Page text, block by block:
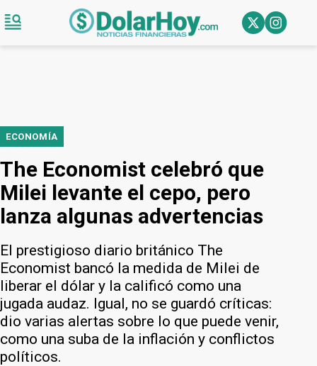
ECONOMÍA
The Economist celebró que
Milei levante el cepo, pero
lanza algunas advertencias
El prestigioso diario británico The
Economist bancó la medida de Milei de
liberar el dólar y la calificó como una
jugada audaz. Igual, no se guardó críticas:
dio varias alertas sobre lo que puede venir,
como una suba de la inflación y conflictos
políticos.